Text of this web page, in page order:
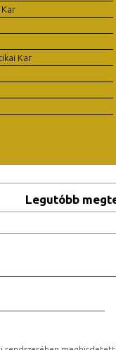
Kar
Kar
Legutóbb